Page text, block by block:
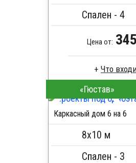
Спален - 4
Цена от:
Что
Каркас -доска
Стропила, балки
Кровля
Сборка на березовые
Металлические сваи
ПОДРОБНЕЕ
«Гюстав»
Каркасный дом 6 на 6
8х10 м
Спален - 3